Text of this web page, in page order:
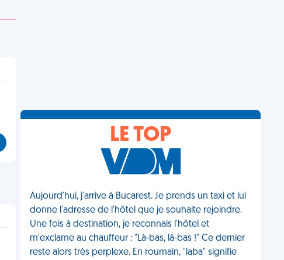
LE TOP
Aujourd'hui, j'arrive à Bucarest. Je prends un taxi et lui
donne l'adresse de l'hôtel que je souhaite rejoindre.
Une fois à destination, je reconnais l'hôtel et
m'exclame au chauffeur : "Là-bas, là-bas !" Ce dernier
reste alors très perplexe. En roumain, "laba" signifie